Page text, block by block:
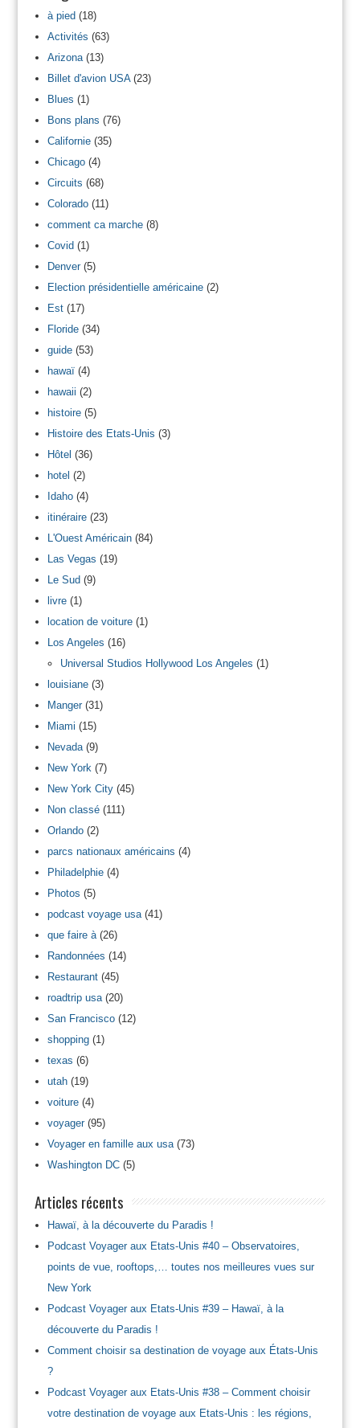
à pied(18)
Activités (63)
Arizona(13)
Billet d'avion USA(23)
Blues (1)
Bons plans (76)
Californie(35)
Chicago(4)
Circuits (68)
Colorado(11)
comment ca marche(8)
Covid(1)
Denver(5)
Election présidentielle américaine(2)
Est(17)
Floride(34)
guide(53)
hawaï(4)
hawaii (2)
histoire(5)
Histoire des Etats-Unis (3)
Hôtel (36)
hotel (2)
Idaho(4)
itinéraire(23)
L'Ouest Américain(84)
Las Vegas (19)
Le Sud(9)
livre(1)
location de voiture(1)
Los Angeles (16)
Universal Studios Hollywood Los Angeles (1)
louisiane(3)
Manger(31)
Miami (15)
Nevada(9)
New York (7)
New York City(45)
Non classé(111)
Orlando(2)
parcs nationaux américains (4)
Philadelphie(4)
Photos (5)
podcast voyage usa(41)
que faire à(26)
Randonnées (14)
Restaurant(45)
roadtrip usa(20)
San Francisco(12)
shopping(1)
texas (6)
utah(19)
voiture(4)
voyager(95)
Voyager en famille aux usa(73)
Washington DC(5)
Articles récents
Hawaï, à la découverte du Paradis !
Podcast Voyager aux Etats-Unis #40 – Observatoires,
points de vue, rooftops,… toutes nos meilleures vues sur
New York
Podcast Voyager aux Etats-Unis #39 – Hawaï, à la
découverte du Paradis !
Comment choisir sa destination de voyage aux États-Unis
?
Podcast Voyager aux Etats-Unis #38 – Comment choisir
votre destination de voyage aux Etats-Unis : les régions,